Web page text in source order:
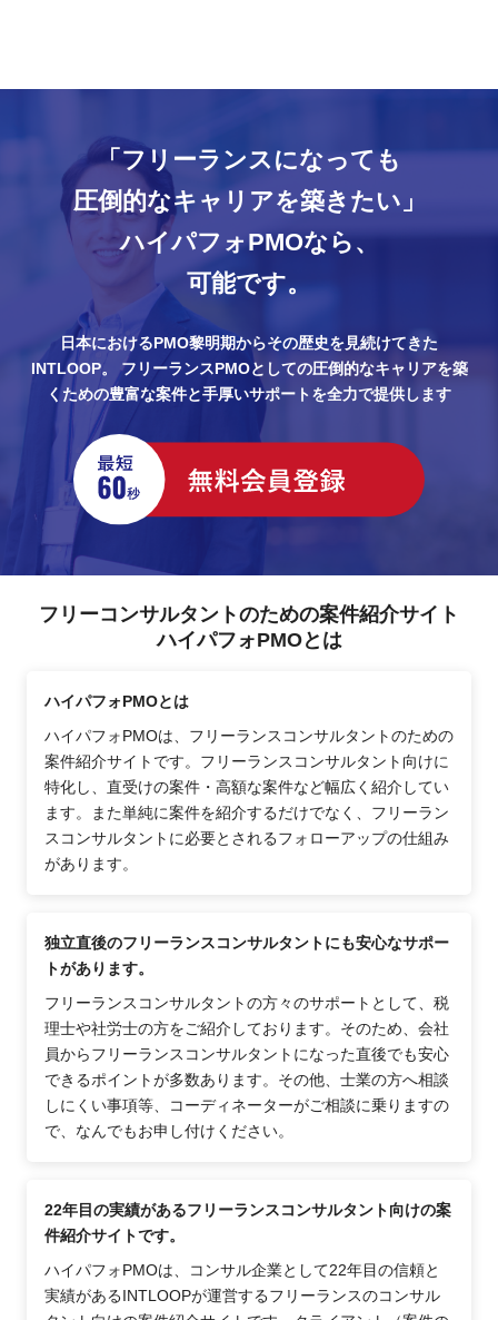
「フリーランスになっても
圧倒的なキャリアを築きたい」
ハイパフォPMOなら、
可能です。
日本におけるPMO黎明期からその歴史を見続けてきた
INTLOOP。
フリーランスPMOとしての圧倒的なキャリアを築
くための豊富な案件と手厚いサポートを全力で提供します
フリーコンサルタントのための案件紹介サイト
ハイパフォPMOとは
ハイパフォPMOとは
ハイパフォPMOは、フリーランスコンサルタントのための
案件紹介サイトです。フリーランスコンサルタント向けに
特化し、直受けの案件・高額な案件など幅広く紹介してい
ます。また単純に案件を紹介するだけでなく、フリーラン
スコンサルタントに必要とされるフォローアップの仕組み
があります。
独立直後のフリーランスコンサルタントにも安心なサポー
トがあります。
フリーランスコンサルタントの方々のサポートとして、税
理士や社労士の方をご紹介しております。そのため、会社
員からフリーランスコンサルタントになった直後でも安心
できるポイントが多数あります。その他、士業の方へ相談
しにくい事項等、コーディネーターがご相談に乗りますの
で、なんでもお申し付けください。
22年目の実績があるフリーランスコンサルタント向けの案
件紹介サイトです。
ハイパフォPMOは、コンサル企業として22年目の信頼と
実績があるINTLOOPが運営するフリーランスのコンサル